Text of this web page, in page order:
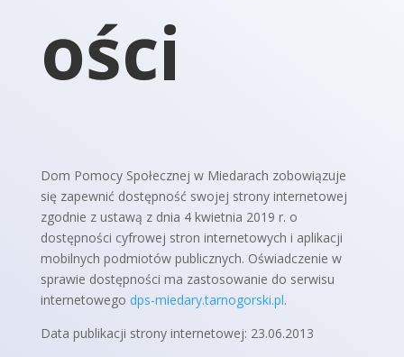
ości
Dom Pomocy Społecznej w Miedarach zobowiązuje
się zapewnić dostępność swojej strony internetowej
zgodnie z ustawą z dnia 4 kwietnia 2019 r. o
dostępności cyfrowej stron internetowych i aplikacji
mobilnych podmiotów publicznych. Oświadczenie w
sprawie dostępności ma zastosowanie do serwisu
internetowego dps-miedary.tarnogorski.pl.
Data publikacji strony internetowej: 23.06.2013